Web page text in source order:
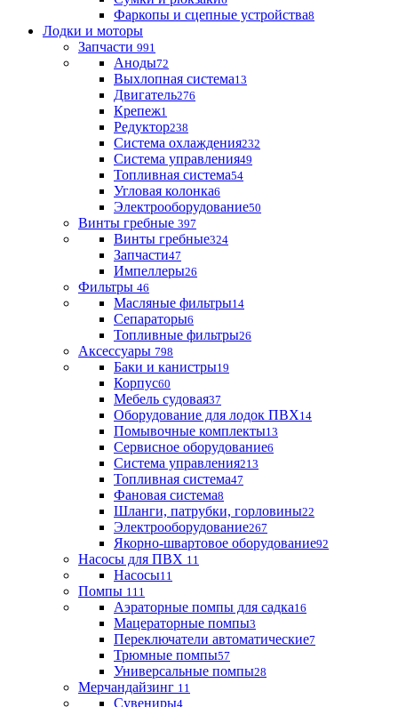
Фаркопы и сцепные устройства8
Лодки и моторы
Запчасти 991
Аноды72
Выхлопная система13
Двигатель276
Крепеж1
Редуктор238
Система охлаждения232
Система управления49
Топливная система54
Угловая колонка6
Электрооборудование50
Винты гребные 397
Винты гребные324
Запчасти47
Импеллеры26
Фильтры 46
Масляные фильтры14
Сепараторы6
Топливные фильтры26
Аксессуары 798
Баки и канистры19
Корпус60
Мебель судовая37
Оборудование для лодок ПВХ14
Помывочные комплекты13
Сервисное оборудование6
Система управления213
Топливная система47
Фановая система8
Шланги, патрубки, горловины22
Электрооборудование267
Якорно-швартовое оборудование92
Насосы для ПВХ 11
Насосы11
Помпы 111
Аэраторные помпы для садка16
Мацераторные помпы3
Переключатели автоматические7
Трюмные помпы57
Универсальные помпы28
Мерчандайзинг 11
Сувениры4